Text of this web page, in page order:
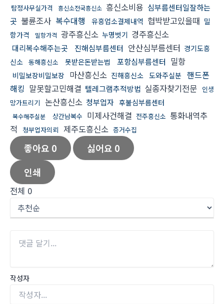
탐정사무실가격
흥신소전국흥신소 흥신소비용 심부름센터일잘하는
곳 불륜조사 복수대행 유흥업소결제내역 협박받고있을때 밀
항가격
밀항가격 광주흥신소 누명벗기 경주흥신소
대리복수해주는곳 진해심부름센터 안산심부름센터 경기도흥
신소 동해흥신소 못받은돈받는법 포항심부름센터 밀항
비밀보장비밀보장 마산흥신소 진해흥신소 도와주실분 핸드폰
해킹 말못할고민해결 텔레그램추적방법 실종자찾기전문 인생
망가트리기
논산흥신소 청부업자 후불심부름센터
복수해주실분 상간남복수 미제사건해결 전주흥신소 통화내역추
적
청부업자의뢰 제주도흥신소 증거수집
좋아요 0 싫어요 0
인쇄
전체 0
작성자